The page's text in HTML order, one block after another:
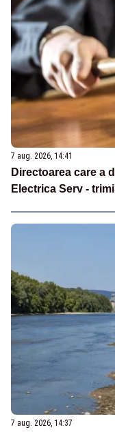
7 aug. 2026, 14:41
Directoarea care a
Electrica Serv -
7 aug. 2026, 14:37